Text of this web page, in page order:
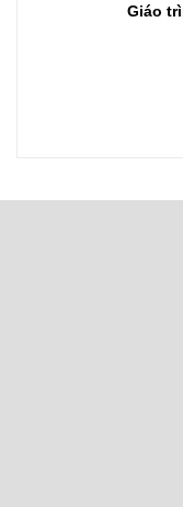
Giáo